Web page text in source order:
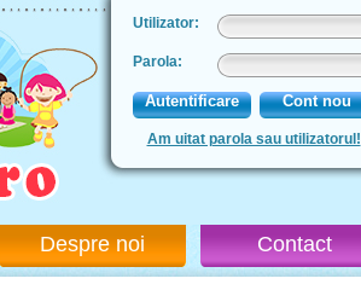
Utilizator:
Parola:
Autentificare Cont nou
Am uitat parola sau utilizatorul!
Despre noi Contact